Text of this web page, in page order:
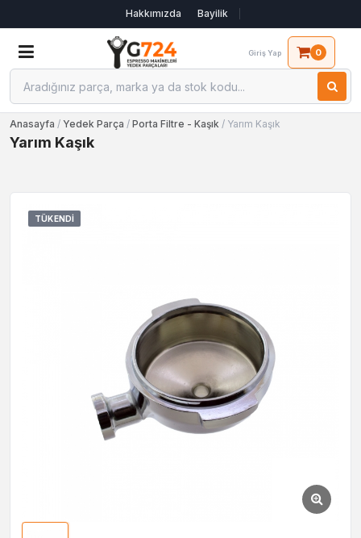
Hakkımızda Bayilik
Giriş Yap 0
Anasayfa / Yedek Parça / Porta Filtre - Kaşık / Yarım Kaşık
Yarım Kaşık
TÜKENDI